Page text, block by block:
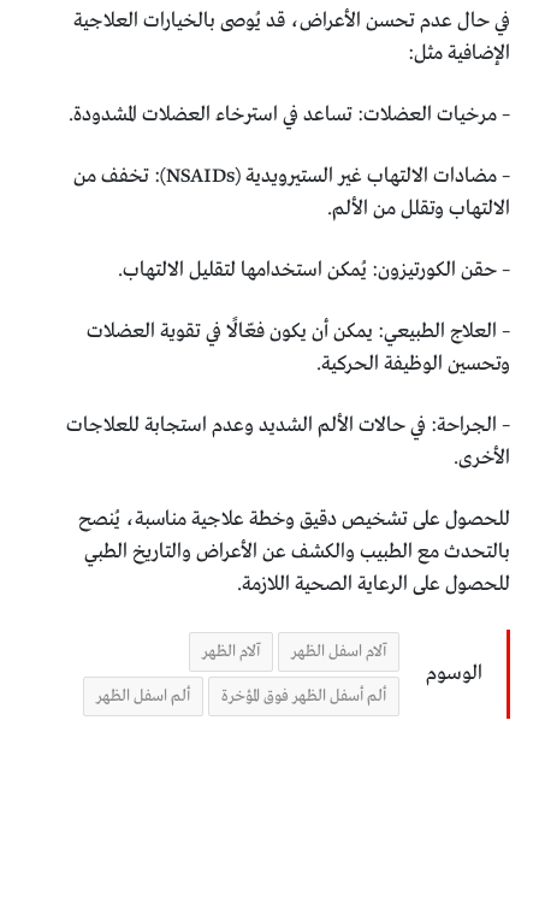
في حال عدم تحسن الأعراض، قد يُوصى بالخيارات العلاجية
الإضافية مثل:
– مرخيات العضلات: تساعد في استرخاء العضلات المشدودة.
– مضادات الالتهاب غير الستيرويدية (NSAIDs): تخفف من
الالتهاب وتقلل من الألم.
– حقن الكورتيزون: يُمكن استخدامها لتقليل الالتهاب.
– العلاج الطبيعي: يمكن أن يكون فعّالًا في تقوية العضلات
وتحسين الوظيفة الحركية.
– الجراحة: في حالات الألم الشديد وعدم استجابة للعلاجات
الأخرى.
للحصول على تشخيص دقيق وخطة علاجية مناسبة، يُنصح
بالتحدث مع الطبيب والكشف عن الأعراض والتاريخ الطبي
للحصول على الرعاية الصحية اللازمة.
الوسوم
آلام اسفل الظهر آلام الظهر
ألم أسفل الظهر فوق المؤخرة ألم اسفل الظهر